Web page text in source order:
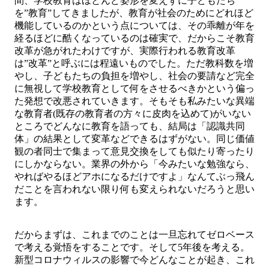
を”教育”してきましたが、教育が社会のためにどれほど
機能しているのかという点については、その乖離が年を
経るほどに酷くなっているのは確実で、だからこそ教育
改革が急がれたわけですが、実際行われる教育改革
は”改革”と呼ぶには程遠いものでした。ただ教科数を増
やし、子どもたちの負担を増やし、社会の要請など完全
に無視して学校教育として何をさせるべきかという偏っ
た発想で改悪されていきます。そもそも私みたいな異端
な教育者(既存の教育者の方々に皮肉を込めて)がいない
ところでどんなに教育を語っても、結局は「認識共同
体」の結果として変革などできるはずがない。同じ価値
観の者同士で集まって意見交換をしても似たり寄ったり
にしかならない。業界の外から「今みたいな勉強なら、
やればやるほどアホになるだけですよ」なんてぶっ飛ん
だことを言われない限り何も変えられないだろうと思い
ます。
だからまずは、これまでのことは一旦忘れてゼロベース
で考える覚悟をすることです。そして5年後を考える。
新型コロナウィルスの影響で今どんなことが起き、これ